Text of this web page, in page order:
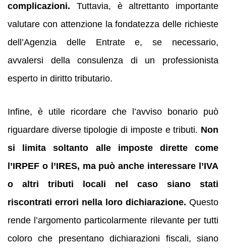
complicazioni. Tuttavia, è altrettanto importante
valutare con attenzione la fondatezza delle richieste
dell’Agenzia delle Entrate e, se necessario,
avvalersi della consulenza di un professionista
esperto in diritto tributario.
Infine, è utile ricordare che l’avviso bonario può
riguardare diverse tipologie di imposte e tributi. Non
si limita soltanto alle imposte dirette come
l’IRPEF o l’IRES, ma può anche interessare l’IVA
o altri tributi locali nel caso siano stati
riscontrati errori nella loro dichiarazione. Questo
rende l’argomento particolarmente rilevante per tutti
coloro che presentano dichiarazioni fiscali, siano